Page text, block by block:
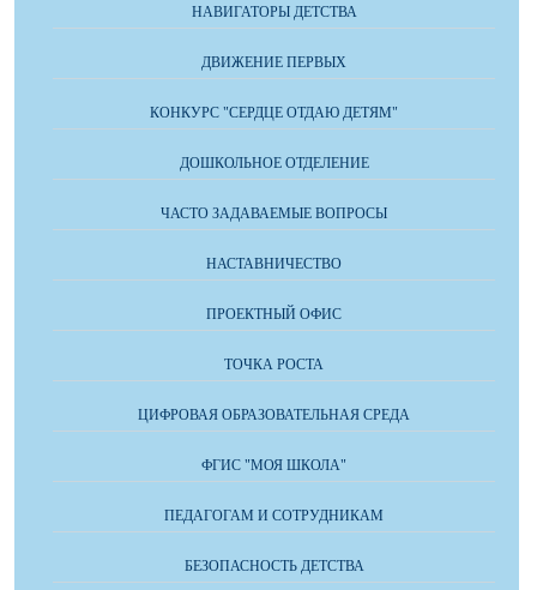
НАВИГАТОРЫ ДЕТСТВА
ДВИЖЕНИЕ ПЕРВЫХ
КОНКУРС "СЕРДЦЕ ОТДАЮ ДЕТЯМ"
ДОШКОЛЬНОЕ ОТДЕЛЕНИЕ
ЧАСТО ЗАДАВАЕМЫЕ ВОПРОСЫ
НАСТАВНИЧЕСТВО
ПРОЕКТНЫЙ ОФИС
ТОЧКА РОСТА
ЦИФРОВАЯ ОБРАЗОВАТЕЛЬНАЯ СРЕДА
ФГИС "МОЯ ШКОЛА"
ПЕДАГОГАМ И СОТРУДНИКАМ
БЕЗОПАСНОСТЬ ДЕТСТВА